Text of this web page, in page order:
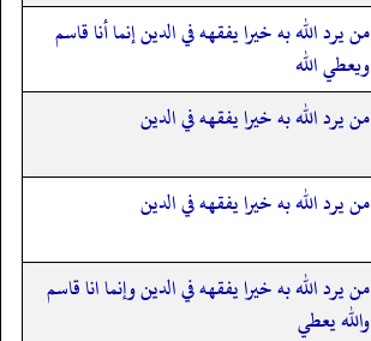
من يرد الله به خيرا يفقهه في الدين إنما أنا قاسم
ويعطي الله
من يرد الله به خيرا يفقهه في الدين
من يرد الله به خيرا يفقهه في الدين
من يرد الله به خيرا يفقهه في الدين وإنما انا قاسم
والله يعطي